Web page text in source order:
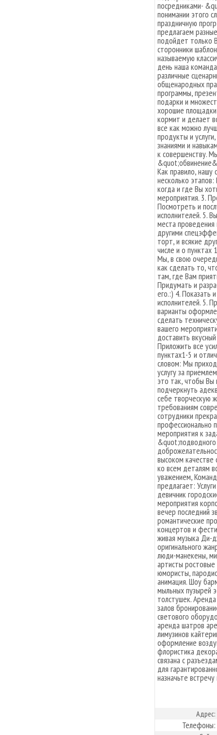
посредниками-
понимании этого
праздничную
предлагаем
подойдет только
сторонники
называемую
день наша
различные
общенародных
программы,
подарки и
хорошие
кормит и делает
все как можно
продукты и
знаниями и
к совершенству.
Как правило,
несколько
когда и где Вы
мероприятия. 3.
Посмотреть и
исполнителей. 5.
места проведения
другими
торт, и всякие
числе и о пунктах
Мы, в свою
как сделать то,
там, где Вам
Придумать и
его.:) 4. Показать
исполнителей. 5.
варианты
сделать
вашего
доставить
Приложить все
пунктах1-5 и
словом: Мы
услугу за
это так, чтобы Вы
подчеркнуть
себе творческую
требованиям
сотрудники
профессионально
мероприятия к
высоком
ко всем деталям
уважением,
предлагает:
девичник
мероприятия
вечер последний
романтические
концертов и
живая музыка Ди-
оригинального
люди-манекены,
артисты ростовые
юмористы,
анимация. Шоу
мыльных пузырей
толстушек.
залов
светового
аренда шатров
лимузинов
оформление
флористика
связана с
для
назначьте
Адрес:
Телефоны: